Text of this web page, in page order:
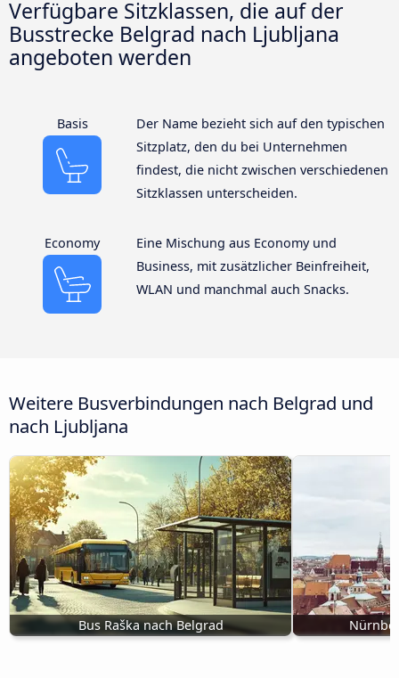
Verfügbare Sitzklassen, die auf der
Busstrecke Belgrad nach Ljubljana
angeboten werden
Basis
Der Name bezieht sich auf den typischen
Sitzplatz, den du bei Unternehmen
findest, die nicht zwischen verschiedenen
Sitzklassen unterscheiden.
Economy
Eine Mischung aus Economy und
Business, mit zusätzlicher Beinfreiheit,
WLAN und manchmal auch Snacks.
Weitere Busverbindungen nach Belgrad und
nach Ljubljana
Bus Raška nach Belgrad